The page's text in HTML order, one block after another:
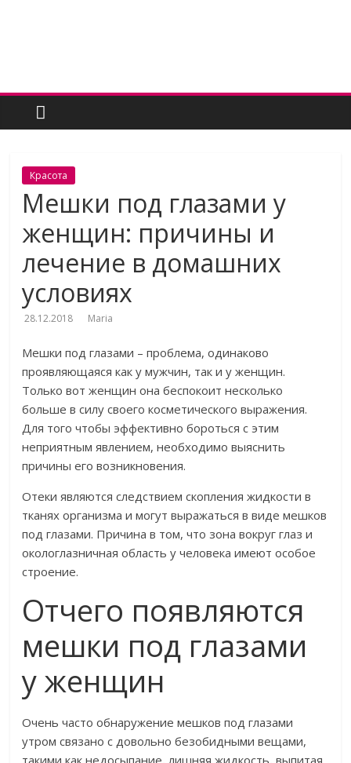
Женский
угодник
Блог
полезных
статей
для
женщин
Красота
Мешки под глазами у
женщин: причины и
лечение в домашних
условиях
28.12.2018 Maria
Мешки под глазами – проблема, одинаково
проявляющаяся как у мужчин, так и у женщин.
Только вот женщин она беспокоит несколько
больше в силу своего косметического выражения.
Для того чтобы эффективно бороться с этим
неприятным явлением, необходимо выяснить
причины его возникновения.
Отеки являются следствием скопления жидкости в
тканях организма и могут выражаться в виде мешков
под глазами. Причина в том, что зона вокруг глаз и
окологлазничная область у человека имеют особое
строение.
Отчего появляются
мешки под глазами
у женщин
Очень часто обнаружение мешков под глазами
утром связано с довольно безобидными вещами,
такими как недосыпание, лишняя жидкость, выпитая